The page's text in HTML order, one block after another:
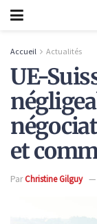
Accueil Actualités
UE-
et
ParChristine Gilguy